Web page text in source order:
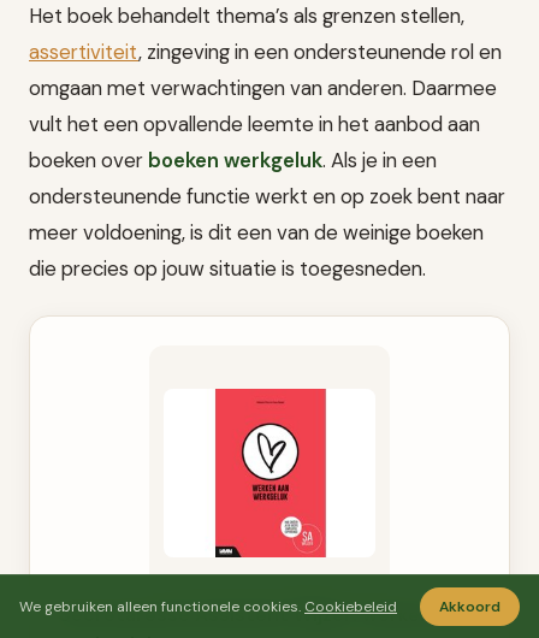
Het boek behandelt thema’s als grenzen stellen,
assertiviteit, zingeving in een ondersteunende rol en
omgaan met verwachtingen van anderen. Daarmee
vult het een opvallende leemte in het aanbod aan
boeken over boeken werkgeluk. Als je in een
ondersteunende functie werkt en op zoek bent naar
meer voldoening, is dit een van de weinige boeken
die precies op jouw situatie is toegesneden.
Secretaresse Assistent Wijzer: werken aan
We gebruiken alleen functionele cookies. Cookiebeleid Akkoord